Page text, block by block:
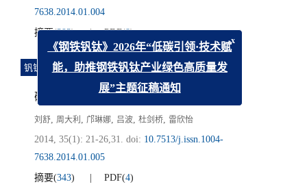
7638.2014.01.004
摘要(393) PDF(8)
钒钛材料与应用
硅凝胶形成速率对钛白粉致密包硅的影响
刘舒, 周大利 , 邝琳娜, 吕波, 杜剑桥, 雷欣怡
2014, 35(1): 21-26,31. doi: 10.7513/j.issn.1004-
7638.2014.01.005
摘要(343) PDF(4)
《钢铁钒钛》2026年“低碳引领·技术赋
能，助推钢铁钒钛产业绿色高质量发
展”主题征稿通知